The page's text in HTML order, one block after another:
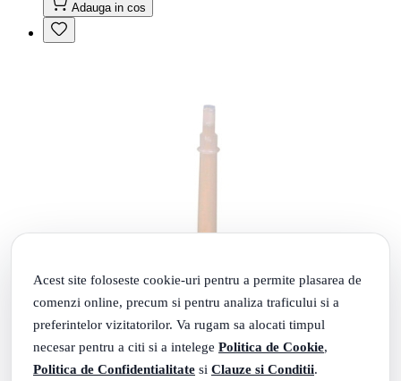
Acest site foloseste cookie-uri pentru a permite plasarea de
comenzi online, precum si pentru analiza traficului si a
preferintelor vizitatorilor. Va rugam sa alocati timpul
necesar pentru a citi si a intelege Politica de Cookie,
Politica de Confidentialitate si Clauze si Conditii.
Adauga in cos